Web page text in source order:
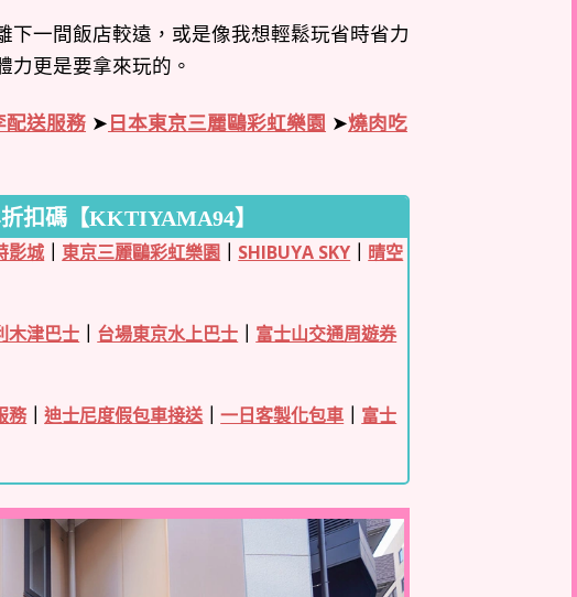
下一間飯店較遠，或是像我想輕鬆玩省時省力
力更是要拿來玩的。
配送服務 ➤日本東京三麗鷗彩虹樂園 ➤燒肉吃
扣碼【KKTIYAMA94】
影城 東京三麗鷗彩虹樂園 SHIBUYA SKY
晴空
木津巴士 台場東京水上巴士
富士山交通周遊券
務 ｜迪士尼度假包車接送｜一日客製化包車
富士